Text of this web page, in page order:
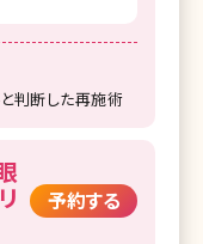
判断した再施術
予約する